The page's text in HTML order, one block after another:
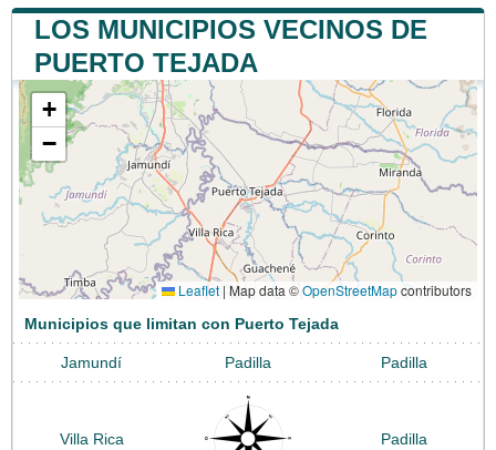
LOS MUNICIPIOS VECINOS DE
PUERTO TEJADA
+
−
Leaflet | Map data ©OpenStreetMapcontributors
Municipios que limitan con Puerto Tejada
Jamundí Padilla Padilla
Villa Rica Padilla